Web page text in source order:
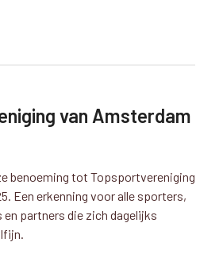
van Amsterdam
benoeming tot Topsportvereniging
Een erkenning voor alle sporters,
partners die zich dagelijks